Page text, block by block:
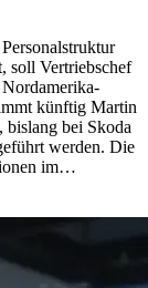
soll Vertriebschef
künftig Martin
bislang bei Skoda
werden. Die
im…